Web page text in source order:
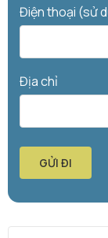
Điện thoại (sử
Địa chỉ
GỬI ĐI